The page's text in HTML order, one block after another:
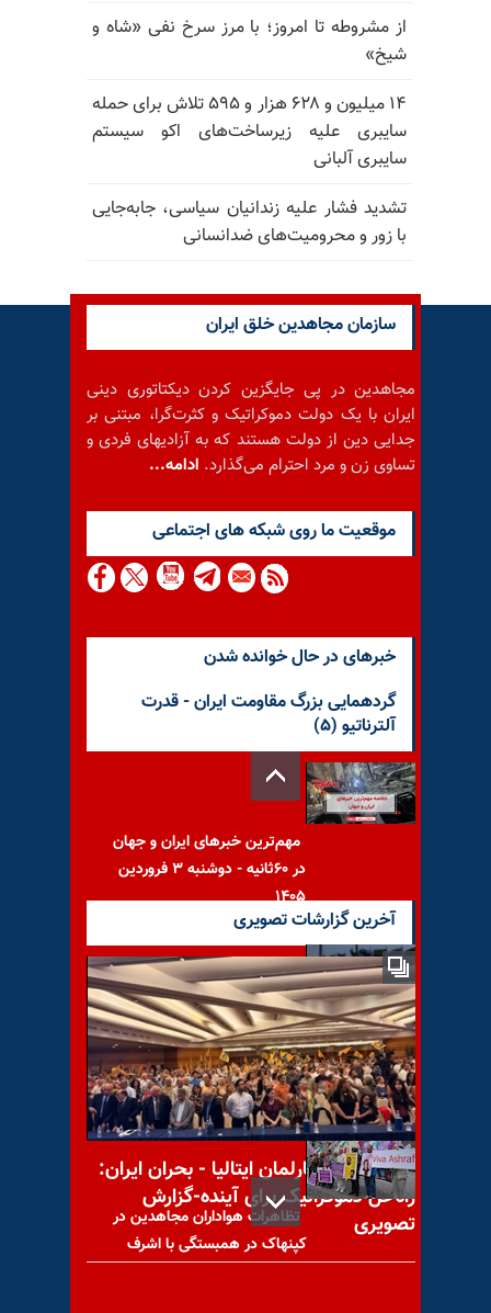
از مشروطه تا امروز؛ با مرز سرخ نفی «شاه و
شیخ»
۱۴ میلیون و ۶۲۸ هزار و ۵۹۵ تلاش برای حمله
سایبری علیه زیرساخت‌های اکو سیستم
سایبری آلبانی
تشدید فشار علیه زندانیان سیاسی، جابه‌جایی
با زور و محرومیت‌های ضدانسانی
سازمان مجاهدین خلق ایران
مجاهدین در پی جایگزین کردن دیکتاتوری دینی
ایران با یک دولت دموکراتیک و کثرت‌گرا، مبتنی بر
جدایی دین از دولت هستند که به آزادیهای فردی و
تساوی زن و مرد احترام می‌گذارد. ادامه...
موقعيت ما روى شبكه هاى اجتماعى
خبرهای در حال خوانده شدن
گردهمایی بزرگ مقاومت ایران - قدرت
آلترناتیو (۵)
مهم‌ترین خبرهای ایران و جهان
در ۶۰ثانیه - دوشنبه ۳ فروردین
۱۴۰۵
سایت برایت بارت: آژانس
بین‌المللی انرژی اتمی
فعالیت‌های هسته‌یی در ایران را
تظاهرات هواداران مجاهدین در
کپنهاک در همبستگی با اشرف
آخرین گزارشات تصویری
کنفرانس در پارلمان ایتالیا - بحران ایران:
راه‌حل دموکراتیک برای آینده-گزارش
تصویری